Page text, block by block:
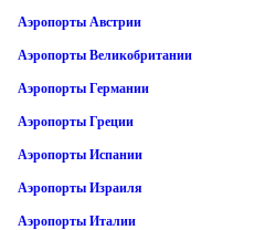
Аэропорты Австрии
Аэропорты Великобритании
Аэропорты Германии
Аэропорты Греции
Аэропорты Испании
Аэропорты Израиля
Аэропорты Италии